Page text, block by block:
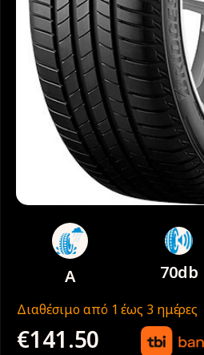
A 70db
Διαθέσιμο από 1 έως 3 ημέρες
€141.50